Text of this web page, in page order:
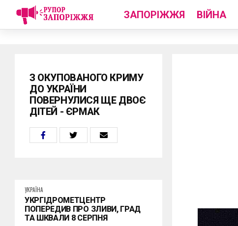
ЗАПОРІЖЖЯ ВІЙНА
З ОКУПОВАНОГО КРИМУ
ДО УКРАЇНИ
ПОВЕРНУЛИСЯ ЩЕ ДВОЄ
ДІТЕЙ - ЄРМАК
УКРАЇНА
УКРГІДРОМЕТЦЕНТР
ПОПЕРЕДИВ ПРО ЗЛИВИ, ГРАД
ТА ШКВАЛИ 8 СЕРПНЯ